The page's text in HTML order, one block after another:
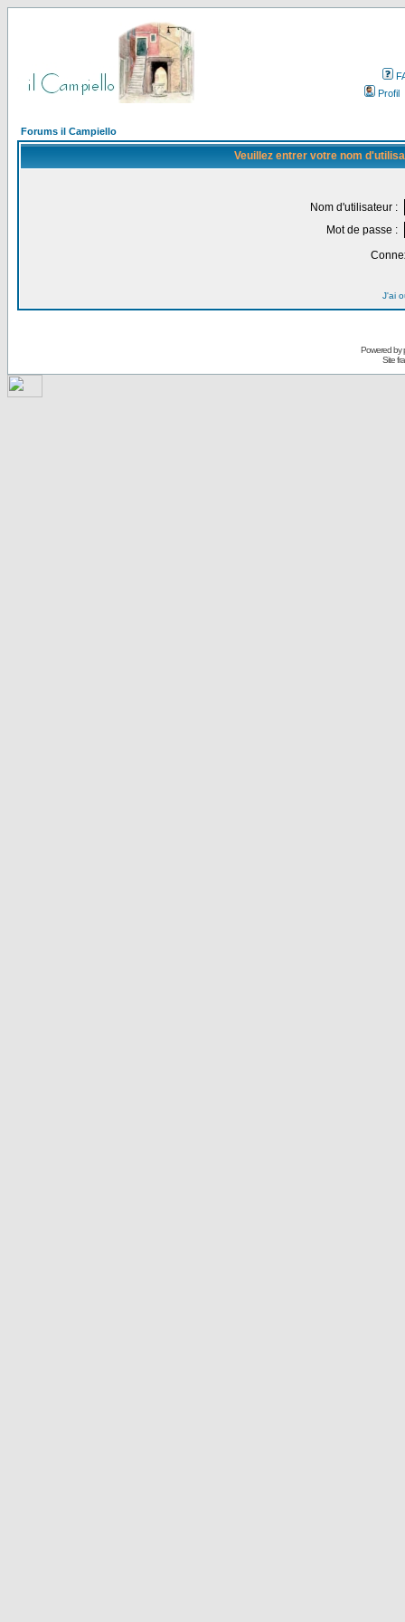
Profil
Forums il Campiello
Veuillez entrer votre nom
Nom d'utilisateur :
Mot de passe :
J'ai
Powered by
Site